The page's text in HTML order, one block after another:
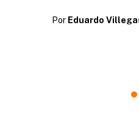
Por Eduardo